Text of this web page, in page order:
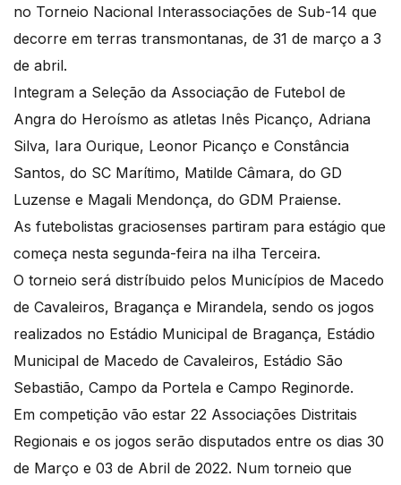
no Torneio Nacional Interassociações de Sub-14 que
decorre em terras transmontanas, de 31 de março a 3
de abril.
Integram a Seleção da Associação de Futebol de
Angra do Heroísmo as atletas Inês Picanço, Adriana
Silva, Iara Ourique, Leonor Picanço e Constância
Santos, do SC Marítimo, Matilde Câmara, do GD
Luzense e Magali Mendonça, do GDM Praiense.
As futebolistas graciosenses partiram para estágio que
começa nesta segunda-feira na ilha Terceira.
O torneio será distríbuido pelos Municípios de Macedo
de Cavaleiros, Bragança e Mirandela, sendo os jogos
realizados no Estádio Municipal de Bragança, Estádio
Municipal de Macedo de Cavaleiros, Estádio São
Sebastião, Campo da Portela e Campo Reginorde.
Em competição vão estar 22 Associações Distritais
Regionais e os jogos serão disputados entre os dias 30
de Março e 03 de Abril de 2022. Num torneio que